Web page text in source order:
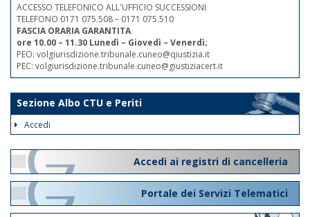
ACCESSO TELEFONICO ALL'UFFICIO SUCCESSIONI
TELEFONO 0171 075.508 – 0171 075.510
FASCIA ORARIA GARANTITA
ore 10.00 – 11.30 Lunedì – Giovedì – Venerdì;
PEO: volgiurisdizione.tribunale.cuneo@qiustizia.it
PEC: volgiurisdizione.tribunale.cuneo@giustiziacert.it
Sezione Albo CTU e Periti
Accedi
Accedi ai registri di cancelleria
Portale dei Servizi Telematici